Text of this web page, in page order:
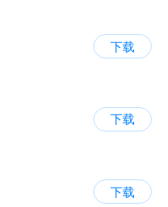
下载
下载
下载